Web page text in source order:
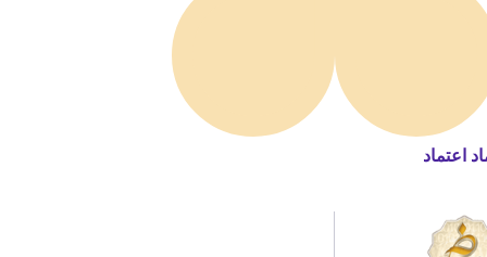
اعتماد